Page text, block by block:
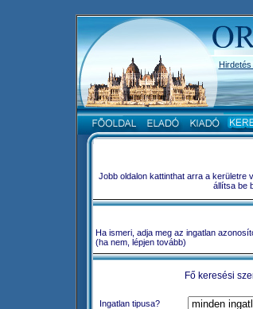
Jobb oldalon kattinthat arra a
állítsa be
Ha ismeri, adja meg az ingatlan
(ha nem, lépjen tovább)
Fő keresési
Ingatlan tipusa?